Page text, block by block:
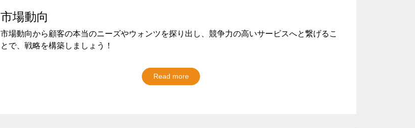
市場動向
市場動向から顧客の本当のニーズやウォンツを探り出し、競争力の高いサービスへと繋げるこ
とで、戦略を構築しましょう！
Read more